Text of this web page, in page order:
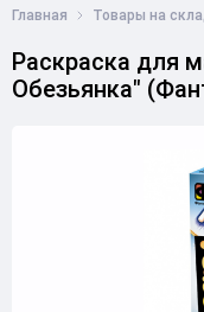
Главная Товары на
Раскраска для
Обезьянка"